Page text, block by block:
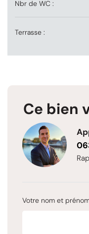
Nbr de WC :
Terrasse :
Ce bien
Votre nom et